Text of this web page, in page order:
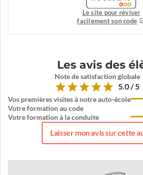
Le site pour réviser
facilement son code
Les avis des
Note de satisfaction globale
5.0 / 5
Vos premières visites à notre auto-école
Votre formation au code
Votre formation à la conduite
Laisser mon avis sur cette